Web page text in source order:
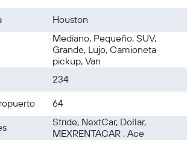
Houston
Mediano, Pequeño, SUV,
Grande, Lujo, Camioneta
pickup, Van
234
64
Stride, NextCar, Dollar,
MEXRENTACAR , Ace